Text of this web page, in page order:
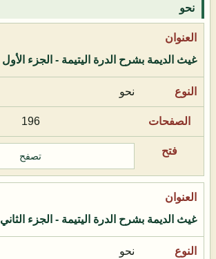
نحو
غيث الديمة بشرح الدرة اليتيمة - الجزء الأول
نحو
196
تصفح
غيث الديمة بشرح الدرة اليتيمة - الجزء الثاني
نحو